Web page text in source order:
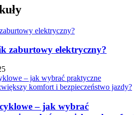
zaburtowy elektryczny?
– jak wybrać